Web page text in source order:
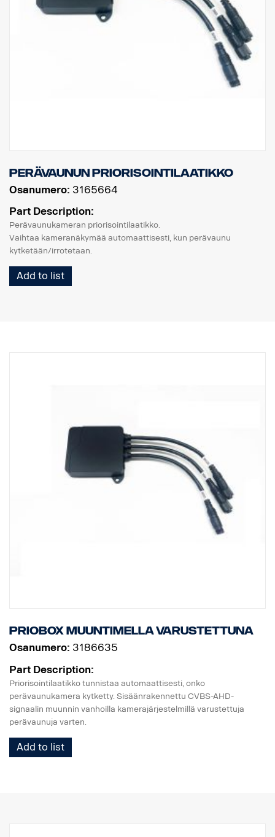
perävaunun priorisointilaatikko
Osanumero: 3165664
Part Description:
Perävaunukameran priorisointilaatikko.
Vaihtaa kameranäkymää automaattisesti, kun perävaunu
kytketään/irrotetaan.
Add to list
Priobox muuntimella varustettuna
Osanumero: 3186635
Part Description:
Priorisointilaatikko tunnistaa automaattisesti, onko
perävaunukamera kytketty. Sisäänrakennettu CVBS-AHD-
signaalin muunnin vanhoilla kamerajärjestelmillä varustettuja
perävaunuja varten.
Add to list